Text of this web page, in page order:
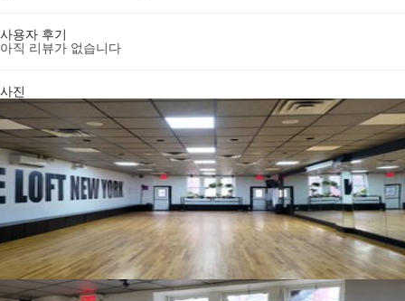
사용자 후기
아직 리뷰가 없습니다
사진